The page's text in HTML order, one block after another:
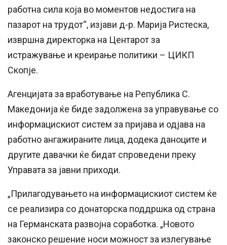
работна сила која во моментов недостига на
пазарот на трудот“, изјави д-р. Марија Ристеска,
извршна директорка на Центарот за
истражување и креирање политики – ЦИКП
Скопје.
Агенцијата за вработување на Република С.
Македонија ќе биде задолжена за управување со
информацискиот систем за пријава и одјава на
работно ангажираните лица, додека даноците и
другите давачки ќе бидат спроведени преку
Управата за јавни приходи.
„Прилагодувањето на информацискиот систем ќе
се реализира со донаторска поддршка од страна
на Германската развојна соработка. „Новото
законско решение носи можност за излегување